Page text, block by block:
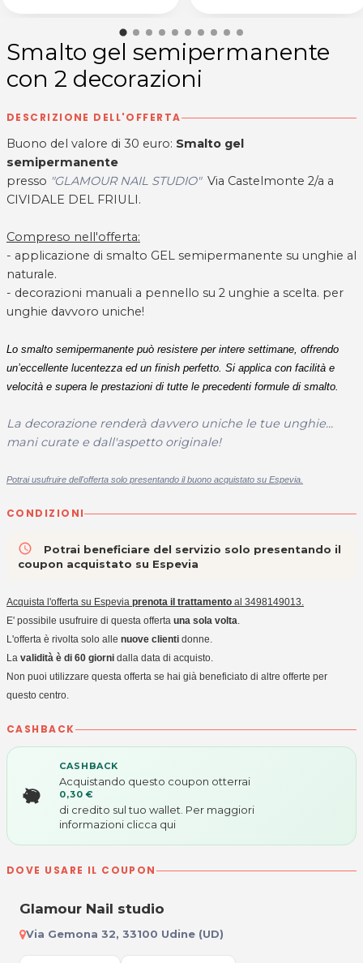
Smalto gel semipermanente
con 2 decorazioni
DESCRIZIONE DELL'OFFERTA
Buono del valore di 30 euro: Smalto gel
semipermanente
presso "GLAMOUR NAIL STUDIO" Via Castelmonte 2/a a
CIVIDALE DEL FRIULI.
Compreso nell'offerta:
- applicazione di smalto GEL semipermanente su unghie al
naturale.
- decorazioni manuali a pennello su 2 unghie a scelta. per
unghie davvoro uniche!
Lo smalto semipermanente può resistere per intere settimane, offrendo
un’eccellente lucentezza ed un finish perfetto. Si applica con facilità e
velocità e supera le prestazioni di tutte le precedenti formule di smalto.
La decorazione renderà davvero uniche le tue unghie...
mani curate e dall'aspetto originale!
Potrai usufruire dell'offerta solo presentando il buono acquistato su Espevia.
CONDIZIONI
access_time
Potrai beneficiare del servizio solo presentando il
coupon acquistato su Espevia
Acquista l'offerta su Espevia prenota il trattamento al 3498149013.
E' possibile usufruire di questa offerta una sola volta.
L'offerta è rivolta solo alle nuove clienti donne.
La validità è di 60 giorni dalla data di acquisto.
Non puoi utilizzare questa offerta se hai già beneficiato di altre offerte per
questo centro.
CASHBACK
CASHBACK
Acquistando questo coupon otterrai
0,30 €
di credito sul tuo wallet. Per maggiori
informazioni clicca qui
DOVE USARE IL COUPON
Glamour Nail studio
Via Gemona 32, 33100 Udine (UD)